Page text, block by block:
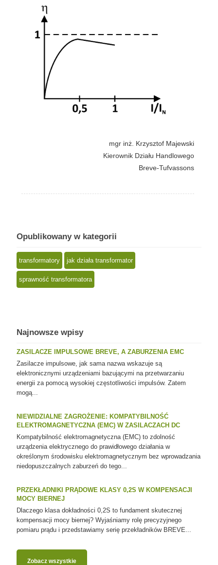
mgr inż. Krzysztof Majewski
Kierownik Działu Handlowego
Breve-Tufvassons
Opublikowany w kategorii
transformatory jak działa transformator
sprawność transformatora
Najnowsze wpisy
ZASILACZE IMPULSOWE BREVE, A ZABURZENIA EMC
Zasilacze impulsowe, jak sama nazwa wskazuje są
elektronicznymi urządzeniami bazującymi na przetwarzaniu
energii za pomocą wysokiej częstotliwości impulsów. Zatem
mogą...
NIEWIDZIALNE ZAGROŻENIE: KOMPATYBILNOŚĆ
ELEKTROMAGNETYCZNA (EMC) W ZASILACZACH DC
Kompatybilność elektromagnetyczna (EMC) to zdolność
urządzenia elektrycznego do prawidłowego działania w
określonym środowisku elektromagnetycznym bez wprowadzania
niedopuszczalnych zaburzeń do tego...
PRZEKŁADNIKI PRĄDOWE KLASY 0,2S W KOMPENSACJI
MOCY BIERNEJ
Dlaczego klasa dokładności 0,2S to fundament skutecznej
kompensacji mocy biernej? Wyjaśniamy rolę precyzyjnego
pomiaru prądu i przedstawiamy serię przekładników BREVE...
Zobacz wszystkie